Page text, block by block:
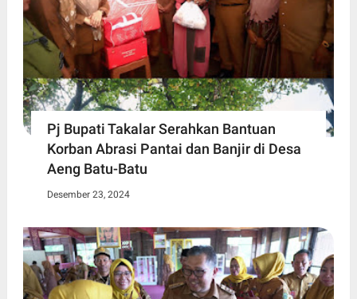
Pj Bupati Takalar Serahkan Bantuan
Korban Abrasi Pantai dan Banjir di Desa
Aeng Batu-Batu
Desember 23, 2024